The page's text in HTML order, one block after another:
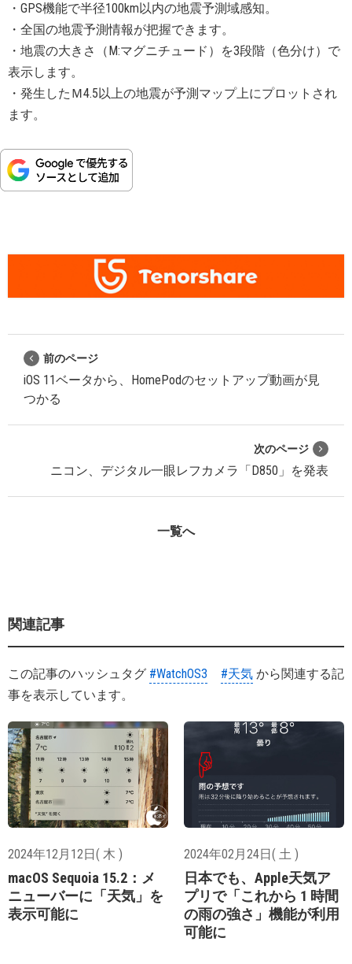
・GPS機能で半径100km以内の地震予測域感知。
・全国の地震予測情報が把握できます。
・地震の大きさ（M:マグニチュード）を3段階（色分け）で
表示します。
・発生したＭ4.5以上の地震が予測マップ上にプロットされ
ます。
前のページ
iOS 11ベータから、HomePodのセットアップ動画が見
つかる
次のページ
ニコン、デジタル一眼レフカメラ「D850」を発表
一覧へ
関連記事
この記事のハッシュタグ #WatchOS3 #天気 から関連する記
事を表示しています。
2024年12月12日( 木 )
macOS Sequoia 15.2：メ
ニューバーに「天気」を
表示可能に
2024年02月24日( 土 )
日本でも、Apple天気ア
プリで「これから 1 時間
の雨の強さ」機能が利用
可能に